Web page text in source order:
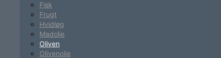
Fisk
Frugt
Hvidløg
Madolie
Oliven
Olivenolie